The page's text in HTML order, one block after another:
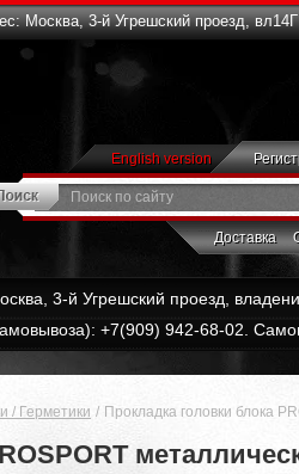
Москва, 3-й Угрешский проезд, вл14Г
English version
Доставка
3-й Угрешский проезд,
+7(909) 942-68-02.
/ Герметики Прокладка головки блока